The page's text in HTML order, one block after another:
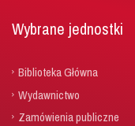
Wybrane jednostki
Biblioteka Główna
Wydawnictwo
Zamówienia publiczne